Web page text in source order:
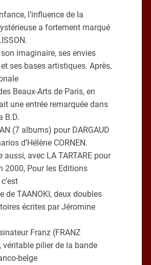
l’influence de la
a fortement marqué
imaginaire, ses envies
ses bases artistiques. Après,
Beaux-Arts de Paris, en
une entrée remarquée dans
B.D.
(7 albums) pour DARGAUD
d’Hélène CORNEN.
aussi, avec LA TARTARE pour
2000, Pour les Editions
de TAANOKI, deux doubles
écrites par Jéromine
Franz (FRANZ
véritable pilier de la bande
belge